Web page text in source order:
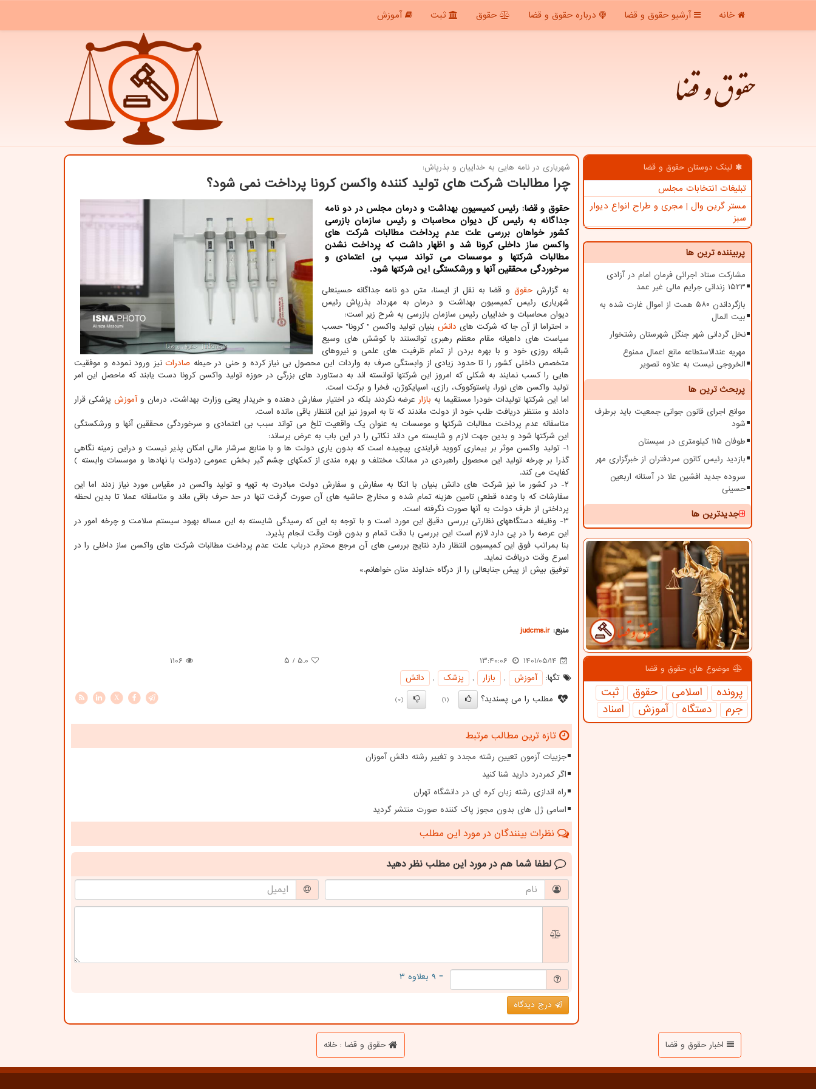
خانه آرشیو حقوق و قضا درباره حقوق و قضا حقوق ثبت آموزش
حقوق و قضا
لینک دوستان حقوق و قضا
تبلیغات انتخابات مجلس
مستر گرین وال | مجری و طراح انواع دیوار
سبز
پربیننده ترین ها
مشارکت ستاد اجرائی فرمان امام در آزادی
۱۵۲۳ زندانی جرایم مالی غیر عمد
بازگرداندن ۵۸۰ همت از اموال غارت شده به
بیت المال
نخل گردانی شهر جنگل شهرستان رشتخوار
مهریه عندالاستطاعه مانع اعمال ممنوع
الخروجی نیست به علاوه تصویر
پربحث ترین ها
موانع اجرای قانون جوانی جمعیت باید برطرف
شود
طوفان ۱۱۵ کیلومتری در سیستان
بازدید رئیس کانون سردفتران از خبرگزاری مهر
سروده جدید افشین علا در آستانه اربعین
حسینی
جدیدترین ها
موضوع های حقوق و قضا
پرونده اسلامی حقوق
ثبت
جرم
دستگاه آموزش اسناد
شهریاری در نامه هایی به خداییان و بذرپاش:
چرا مطالبات شرکت های تولید کننده واکسن کرونا پرداخت نمی شود؟
حقوق و قضا: رئیس کمیسیون بهداشت و درمان مجلس در دو نامه
جداگانه به رئیس کل دیوان محاسبات و رئیس سازمان بازرسی
کشور خواهان بررسی علت عدم پرداخت مطالبات شرکت های
واکسن ساز داخلی کرونا شد و اظهار داشت که پرداخت نشدن
مطالبات شرکتها و موسسات می تواند سبب بی اعتمادی و
سرخوردگی محققین آنها و ورشکستگی این شرکتها شود.
به گزارشحقوق و قضا به نقل از ایسنا، متن دو نامه جداگانه حسینعلی
شهریاری رئیس کمیسیون بهداشت و درمان به مهرداد بذرپاش رئیس
دیوان محاسبات و خداییان رئیس سازمان بازرسی به شرح زیر است:
« احتراما از آن جا که شرکت های دانش بنیان تولید واکسن " کرونا" حسب
سیاست های داهیانه مقام معظم رهبری توانستند با کوشش های وسیع
شبانه روزی خود و با بهره بردن از تمام ظرفیت های علمی و نیروهای
متخصص داخلی کشور را تا حدود زیادی از وابستگی صرف به واردات این محصول بی نیاز کرده و حنی در حیطه صادرات نیز ورود نموده و موفقیت
هایی را کسب نمایند به شکلی که امروز این شرکتها توانسته اند به دستاورد های بزرگی در حوزه تولید واکسن کرونا دست یابند که ماحصل این امر
تولید واکسن های نورا، پاستوکووک، رازی، اسپایکوژن، فخرا و برکت است.
اما این شرکتها تولیدات خودرا مستقیما به بازار عرضه نکردند بلکه در اختیار سفارش دهنده و خریدار یعنی وزارت بهداشت، درمان وآموزشپزشکی قرار
دادند و منتظر دریافت طلب خود از دولت ماندند که تا به امروز نیز این انتظار باقی مانده است.
متاسفانه عدم پرداخت مطالبات شرکتها و موسسات به عنوان یک واقعیت تلخ می تواند سبب بی اعتمادی و سرخوردگی محققین آنها و ورشکستگی
این شرکتها شود و بدین جهت لازم و شایسته می داند نکاتی را در این باب به عرض برساند:
۱- تولید واکسن موثر بر بیماری کووید فرایندی پیچیده است که بدون یاری دولت ها و با منابع سرشار مالی امکان پذیر نیست و دراین زمینه نگاهی
گذرا بر چرخه تولید این محصول راهبردی در ممالک مختلف و بهره مندی از کمکهای چشم گیر بخش عمومی (دولت با نهادها و موسسات وابسته )
کفایت می کند.
۲- در کشور ما نیز شرکت های دانش بنیان با اتکا به سفارش و سفارش دولت مبادرت به تهیه و تولید واکسن در مقیاس مورد نیاز زدند اما این
سفارشات که با وعده قطعی تامین هزینه تمام شده و مخارج حاشیه های آن صورت گرفت تنها در حد حرف باقی ماند و متاسفانه عملا تا بدین لحظه
پرداختی از طرف دولت به آنها صورت نگرفته است.
۳- وظیفه دستگاههای نظارتی بررسی دقیق این مورد است و با توجه به این که رسیدگی شایسته به این مساله بهبود سیستم سلامت و چرخه امور در
این عرصه را در پی دارد لازم است این بررسی با دقت تمام و بدون فوت وقت انجام پذیرد.
بنا بمراتب فوق این کمیسیون انتظار دارد نتایج بررسی های آن مرجع محترم درباب علت عدم پرداخت مطالبات شرکت های واکسن ساز داخلی را در
اسرع وقت دریافت نماید.
توفیق بیش از پیش جنابعالی را از درگاه خداوند منان خواهانم.»
منبع: judcms.ir
1401/05/14
13:40:06
5.0 / ۵
1106
تگها:
آموزش , بازار , پزشك ,
دانش
مطلب را می پسندید؟
(1)
(0)
X
تازه ترین مطالب مرتبط
جزییات آزمون تعیین رشته مجدد و تغییر رشته دانش آموزان
اگر کمردرد دارید شنا کنید
راه اندازی رشته زبان کره ای در دانشگاه تهران
اسامی ژل های بدون مجوز پاک کننده صورت منتشر گردید
نظرات بینندگان در مورد این مطلب
لطفا شما هم در مورد این مطلب نظر دهید
= ۹ بعلاوه ۳
درج دیدگاه
اخبار حقوق و قضا حقوق و قضا : خانه